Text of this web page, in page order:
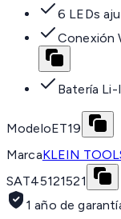
6 LEDs
Conexión
Batería
ModeloET19
MarcaKLEIN
SAT45121521
1 año de